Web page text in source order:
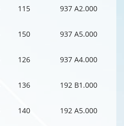
115 937 A2.000
150 937 A5.000
126 937 A4.000
136 192 B1.000
140 192 A5.000